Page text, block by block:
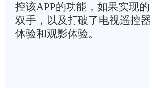
控该APP的功能，如果实现
双手，以及打破了电视遥控
体验和观影体验。